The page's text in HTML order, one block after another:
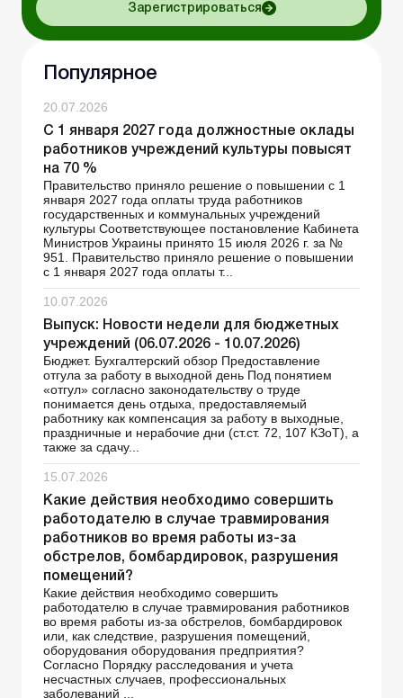
Зарегистрироваться
Популярное
20.07.2026
С 1 января 2027 года должностные оклады
работников учреждений культуры повысят
на 70 %
Правительство приняло решение о повышении с 1
января 2027 года оплаты труда работников
государственных и коммунальных учреждений
культуры Соответствующее постановление Кабинета
Министров Украины принято 15 июля 2026 г. за №
951. Правительство приняло решение о повышении
с 1 января 2027 года оплаты т...
10.07.2026
Выпуск: Новости недели для бюджетных
учреждений (06.07.2026 - 10.07.2026)
Бюджет. Бухгалтерский обзор Предоставление
отгула за работу в выходной день Под понятием
«отгул» согласно законодательству о труде
понимается день отдыха, предоставляемый
работнику как компенсация за работу в выходные,
праздничные и нерабочие дни (ст.ст. 72, 107 КЗоТ), а
также за сдачу...
15.07.2026
Какие действия необходимо совершить
работодателю в случае травмирования
работников во время работы из-за
обстрелов, бомбардировок, разрушения
помещений?
Какие действия необходимо совершить
работодателю в случае травмирования работников
во время работы из-за обстрелов, бомбардировок
или, как следствие, разрушения помещений,
оборудования оборудования предприятия?
Согласно Порядку расследования и учета
несчастных случаев, профессиональных
заболеваний ...